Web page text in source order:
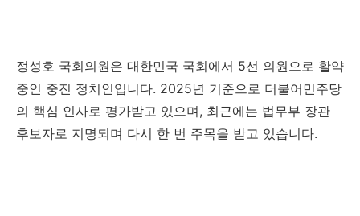
정성호 국회의원은 대한민국 국회에서 5선 의원으로 활약
중인 중진 정치인입니다. 2025년 기준으로 더불어민주당
의 핵심 인사로 평가받고 있으며, 최근에는 법무부 장관
후보자로 지명되며 다시 한 번 주목을 받고 있습니다.